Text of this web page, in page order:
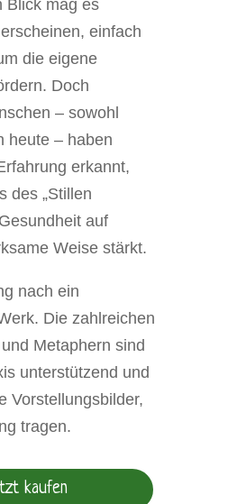
Blick mag es
einfach
die eigene
Doch
– sowohl
heute – haben
erkannt,
des „Stillen
auf
Weise stärkt.
nach ein
Die zahlreichen
Metaphern sind
unterstützend und
Vorstellungsbilder,
tragen.
kaufen